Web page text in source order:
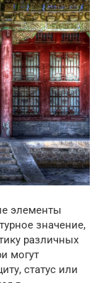
элементы
значение,
различных
могут
статус или